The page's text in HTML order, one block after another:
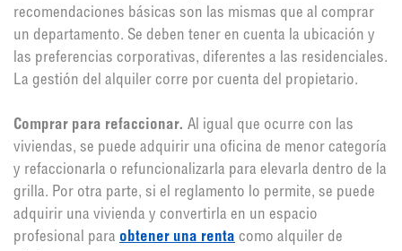
recomendaciones básicas son las mismas que al comprar
un departamento. Se deben tener en cuenta la ubicación y
las preferencias corporativas, diferentes a las residenciales.
La gestión del alquiler corre por cuenta del propietario.
Comprar para refaccionar. Al igual que ocurre con las
viviendas, se puede adquirir una oficina de menor categoría
y refaccionarla o refuncionalizarla para elevarla dentro de la
grilla. Por otra parte, si el reglamento lo permite, se puede
adquirir una vivienda y convertirla en un espacio
profesional para obtener una renta como alquiler de